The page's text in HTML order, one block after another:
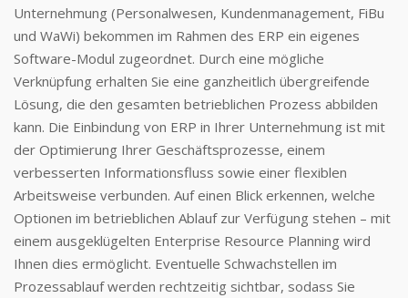
Unternehmung (Personalwesen, Kundenmanagement, FiBu
und WaWi) bekommen im Rahmen des ERP ein eigenes
Software-Modul zugeordnet. Durch eine mögliche
Verknüpfung erhalten Sie eine ganzheitlich übergreifende
Lösung, die den gesamten betrieblichen Prozess abbilden
kann. Die Einbindung von ERP in Ihrer Unternehmung ist mit
der Optimierung Ihrer Geschäftsprozesse, einem
verbesserten Informationsfluss sowie einer flexiblen
Arbeitsweise verbunden. Auf einen Blick erkennen, welche
Optionen im betrieblichen Ablauf zur Verfügung stehen – mit
einem ausgeklügelten Enterprise Resource Planning wird
Ihnen dies ermöglicht. Eventuelle Schwachstellen im
Prozessablauf werden rechtzeitig sichtbar, sodass Sie